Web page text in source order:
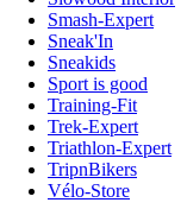
Smash-Expert
Sneak'In
Sneakids
Sport is good
Training-Fit
Trek-Expert
Triathlon-Expert
TripnBikers
Vélo-Store